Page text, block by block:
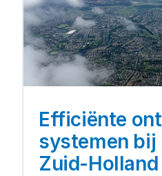
Efficiënte
systemen bij
Zuid-Holland